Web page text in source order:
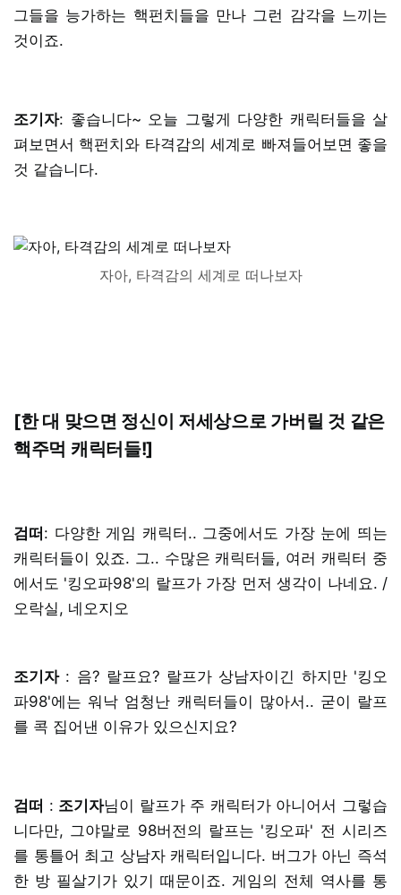
그들을 능가하는 핵펀치들을 만나 그런 감각을 느끼는
것이죠.
조기자: 좋습니다~ 오늘 그렇게 다양한 캐릭터들을 살
펴보면서 핵펀치와 타격감의 세계로 빠져들어보면 좋을
것 같습니다.
자아, 타격감의 세계로 떠나보자
[한 대 맞으면 정신이 저세상으로 가버릴 것 같은
핵주먹 캐릭터들!]
검떠: 다양한 게임 캐릭터.. 그중에서도 가장 눈에 띄는
캐릭터들이 있죠. 그.. 수많은 캐릭터들, 여러 캐릭터 중
에서도 '킹오파98'의 랄프가 가장 먼저 생각이 나네요. /
오락실, 네오지오
조기자: 음? 랄프요? 랄프가 상남자이긴 하지만 '킹오
파98'에는 워낙 엄청난 캐릭터들이 많아서.. 굳이 랄프
를 콕 집어낸 이유가 있으신지요?
검떠 : 조기자님이 랄프가 주 캐릭터가 아니어서 그렇습
니다만, 그야말로 98버전의 랄프는 '킹오파' 전 시리즈
를 통틀어 최고 상남자 캐릭터입니다. 버그가 아닌 즉석
한 방 필살기가 있기 때문이죠. 게임의 전체 역사를 통